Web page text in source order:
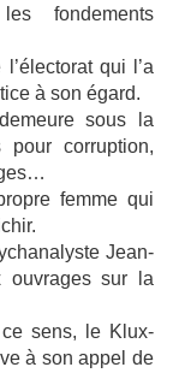
fondements
qui l’a
à son égard.
sous la
corruption,
femme qui
Jean-
ouvrages sur la
sens, le Klux-
à son appel de